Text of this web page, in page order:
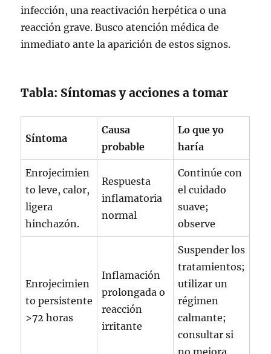
infección, una reactivación herpética o una
reacción grave. Busco atención médica de
inmediato ante la aparición de estos signos.
Tabla: Síntomas y acciones a tomar
Síntoma
Causa
probable
Lo que yo
haría
Enrojecimien
to leve, calor,
ligera
hinchazón.
Respuesta
inflamatoria
normal
Continúe con
el cuidado
suave;
observe
Enrojecimien
to persistente
>72 horas
Inflamación
prolongada o
reacción
irritante
Suspender los
tratamientos;
utilizar un
régimen
calmante;
consultar si
no mejora.